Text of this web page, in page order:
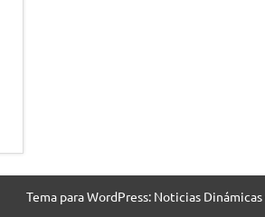
Tema para WordPress: Noticias Dinámicas